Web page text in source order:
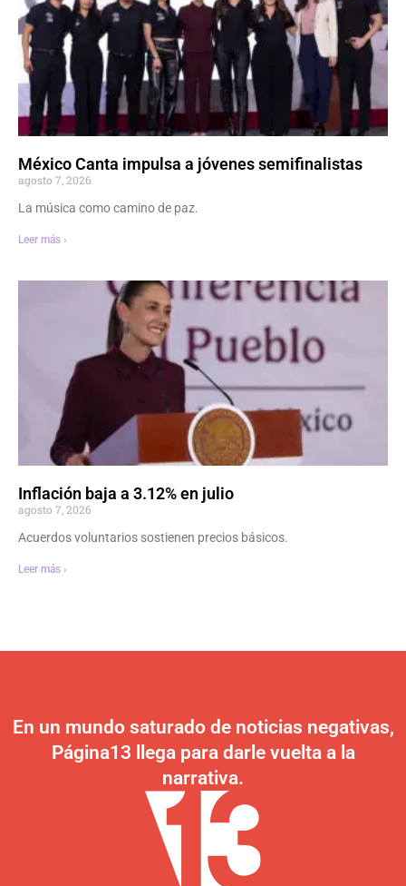
México Canta impulsa a jóvenes semifinalistas
agosto 7, 2026
La música como camino de paz.
Leer más ›
Inflación baja a 3.12% en julio
agosto 7, 2026
Acuerdos voluntarios sostienen precios básicos.
Leer más ›
En un mundo saturado de noticias negativas,
Página13 llega para darle vuelta a la
narrativa.